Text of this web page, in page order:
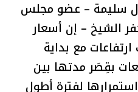
سليمة – عضو مجلس
الشيخ – إن أسعار
مع بداية
بقِصَر مدتها بين
لفترة أطول